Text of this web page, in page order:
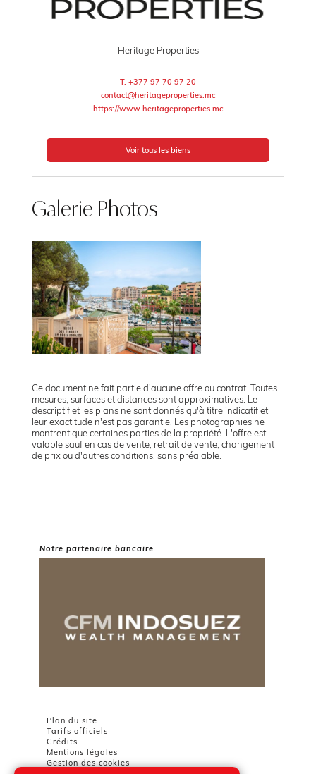
Heritage Properties
T. +377 97 70 97 20
contact@heritageproperties.mc
https://www.heritageproperties.mc
Voir tous les biens
Galerie Photos
Ce document ne fait partie d'aucune offre ou contrat. Toutes
mesures, surfaces et distances sont approximatives. Le
descriptif et les plans ne sont donnés qu'à titre indicatif et
leur exactitude n'est pas garantie. Les photographies ne
montrent que certaines parties de la propriété. L'offre est
valable sauf en cas de vente, retrait de vente, changement
de prix ou d'autres conditions, sans préalable.
Notre partenaire bancaire
Plan du site
Tarifs officiels
Crédits
Mentions légales
Gestion des cookies